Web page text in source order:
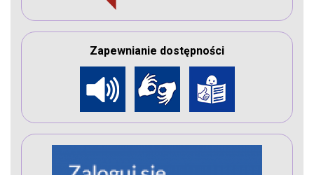
Zapewnianie dostępności